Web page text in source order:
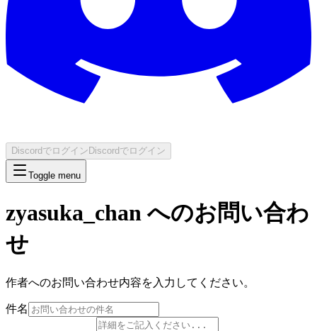
Discordでログイン Discordでログイン
Toggle menu
zyasuka_chanへのお問い合わ
せ
作者へのお問い合わせ内容を入力してください。
件名